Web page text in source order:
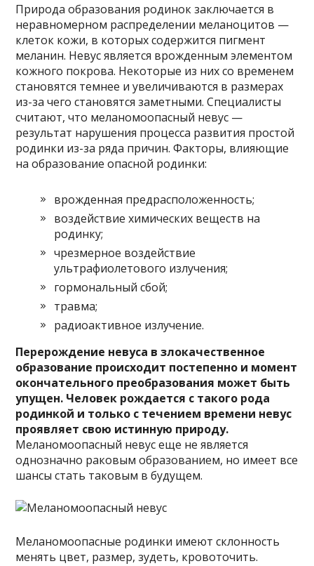
Природа образования родинок заключается в
неравномерном распределении меланоцитов —
клеток кожи, в которых содержится пигмент
меланин. Невус является врожденным элементом
кожного покрова. Некоторые из них со временем
становятся темнее и увеличиваются в размерах
из-за чего становятся заметными. Специалисты
считают, что меланомоопасный невус —
результат нарушения процесса развития простой
родинки из-за ряда причин. Факторы, влияющие
на образование опасной родинки:
врожденная предрасположенность;
воздействие химических веществ на
родинку;
чрезмерное воздействие
ультрафиолетового излучения;
гормональный сбой;
травма;
радиоактивное излучение.
Перерождение невуса в злокачественное
образование происходит постепенно и момент
окончательного преобразования может быть
упущен. Человек рождается с такого рода
родинкой и только с течением времени невус
проявляет свою истинную природу.
Меланомоопасный невус еще не является
однозначно раковым образованием, но имеет все
шансы стать таковым в будущем.
Меланомоопасные родинки имеют склонность
менять цвет, размер, зудеть, кровоточить.